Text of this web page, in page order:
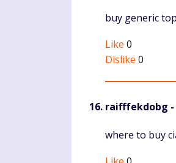
buy generic
Like 0
Dislike 0
raifffekdobg
where to buy